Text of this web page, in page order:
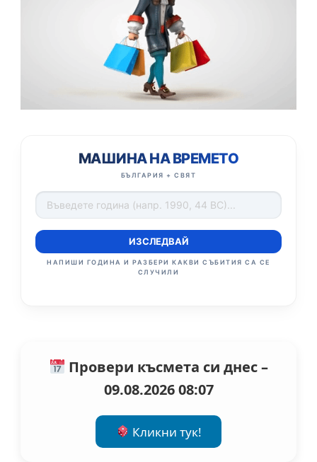
МАШИНА НА ВРЕМЕТО
БЪЛГАРИЯ + СВЯТ
ИЗСЛЕДВАЙ
НАПИШИ ГОДИНА И РАЗБЕРИ КАКВИ СЪБИТИЯ СА СЕ
СЛУЧИЛИ
Провери късмета си днес –
09.08.2026 08:07
Кликни тук!